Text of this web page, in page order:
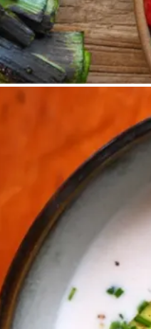
Kold hvid
bønnesuppe
bønnesu